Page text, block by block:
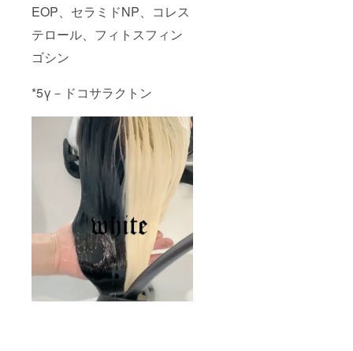
EOP、セラミドNP、コレス
テロール、フィトスフィン
ゴシン
*5γ－ドコサラクトン